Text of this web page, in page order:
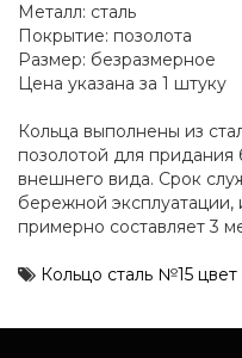
Металл: сталь
Покрытие: позолота
Размер: безразмерное
Цена указана за 1 штуку
Кольца выполнены из
позолотой для придания
внешнего вида. Срок
бережной
примерно составляет 3
Кольцо сталь №15 цвет